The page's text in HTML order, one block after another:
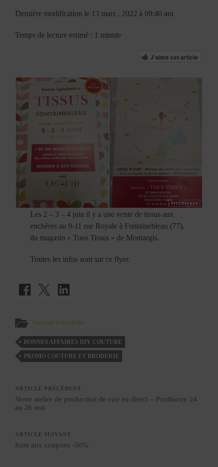
Dernière modification le 13 mars , 2022 à 09:40 am
Temps de lecture estimé : 1 minute
J'aime cet article
Les 2 – 3 – 4 juin il y a une vente de tissus aux
enchères au 9-11 rue Royale à Fontainebleau (77),
du magasin « Tous Tissus » de Montargis.
Toutes les infos sont sur ce flyer.
Couture et broderie
BONNES AFFAIRES DIY COUTURE
PROMO COUTURE ET BRODERIE
ARTICLE PRÉCÉDENT
Vente atelier de production de cuir en direct – Ponthierry 24
au 26 mai
ARTICLE SUIVANT
foire aux coupons -50%